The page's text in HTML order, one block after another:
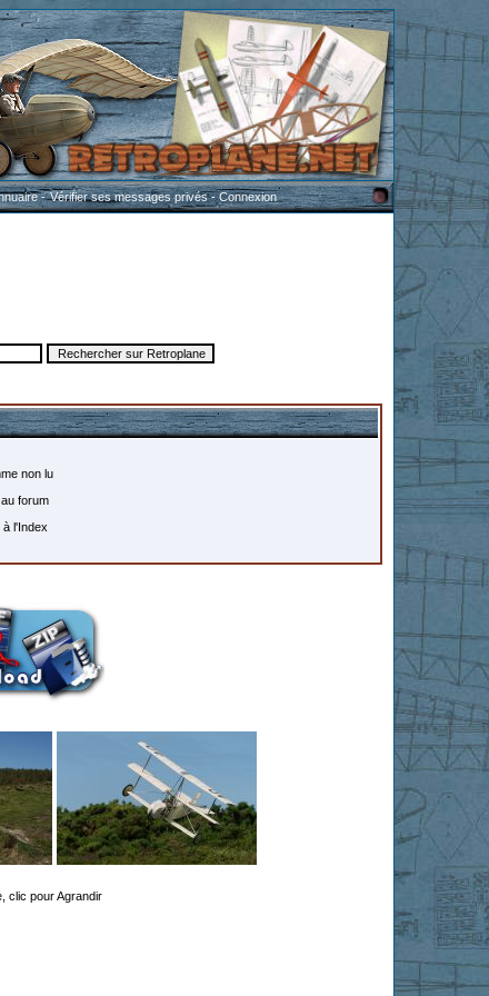
-Vérifier ses messages privés-Connexion
non lu
forum
l'Index
clic pour Agrandir